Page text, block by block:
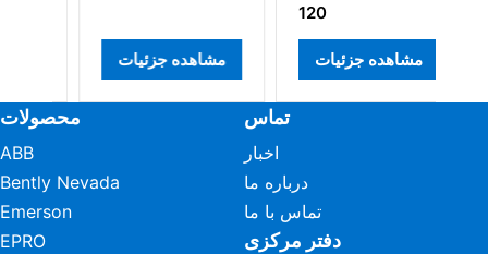
مشاهده جزئیات
120
مشاهده جزئیات
محصولات
ABB
Bently Nevada
Emerson
EPRO
تماس
اخبار
درباره ما
تماس با ما
دفتر مرکزی